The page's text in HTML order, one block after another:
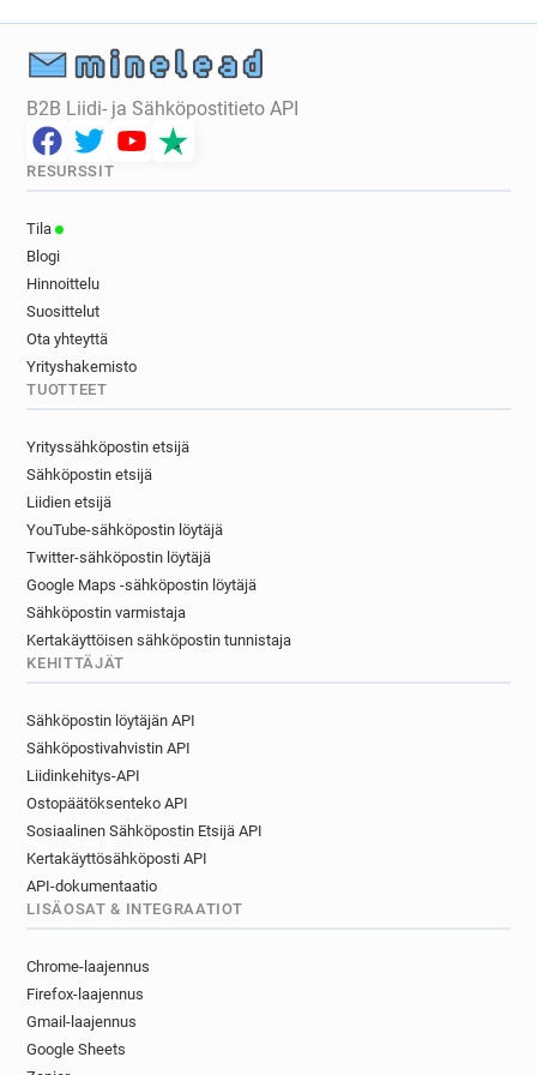
k***********@monster.fr
e***********@monster.fr
b******@monster.fr
a*********@monster.fr
B2B Liidi- ja Sähköpostitieto API
RESURSSIT
Tila
Blogi
Hinnoittelu
Suosittelut
Ota yhteyttä
Yrityshakemisto
TUOTTEET
Yrityssähköpostin etsijä
Sähköpostin etsijä
Liidien etsijä
YouTube-sähköpostin löytäjä
Twitter-sähköpostin löytäjä
Google Maps -sähköpostin löytäjä
Sähköpostin varmistaja
Kertakäyttöisen sähköpostin tunnistaja
KEHITTÄJÄT
Sähköpostin löytäjän API
Sähköpostivahvistin API
Liidinkehitys-API
Ostopäätöksenteko API
Sosiaalinen Sähköpostin Etsijä API
Kertakäyttösähköposti API
API-dokumentaatio
LISÄOSAT & INTEGRAATIOT
Chrome-laajennus
Firefox-laajennus
Gmail-laajennus
Google Sheets